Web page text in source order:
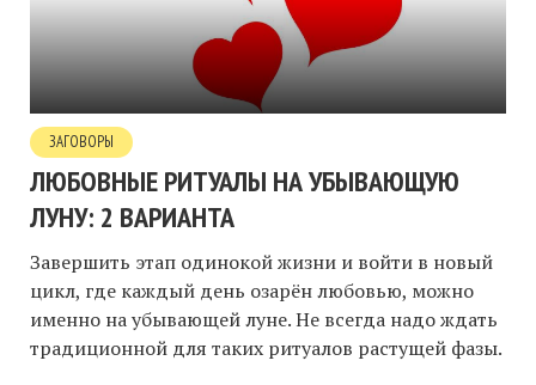
ЗАГОВОРЫ
ЛЮБОВНЫЕ РИТУАЛЫ НА УБЫВАЮЩУЮ
ЛУНУ: 2 ВАРИАНТА
Завершить этап одинокой жизни и войти в новый
цикл, где каждый день озарён любовью, можно
именно на убывающей луне. Не всегда надо ждать
традиционной для таких ритуалов растущей фазы.